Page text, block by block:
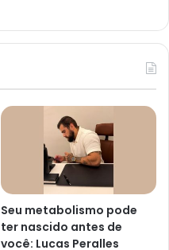
Seu metabolismo pode
ter nascido antes de
você: Lucas Peralles